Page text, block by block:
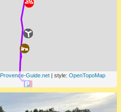
Provence-Guide.net | style: OpenTopoMap